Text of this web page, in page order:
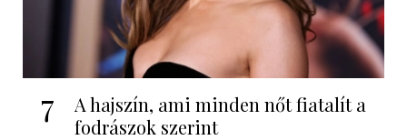
7
A hajszín, ami minden nőt fiatalít a
fodrászok szerint